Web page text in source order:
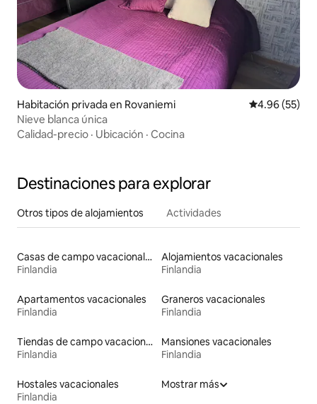
Habitación privada en Rovaniemi Calificación
4.96 (55)
Nieve blanca única
Calidad-precio · Ubicación · Cocina
Destinaciones para explorar
Otros tipos de alojamientos Actividades
Casas de campo vacacionales
Finlandia
Alojamientos vacacionales
Finlandia
Apartamentos vacacionales
Finlandia
Graneros vacacionales
Finlandia
Tiendas de campo vacacionales
Finlandia
Mansiones vacacionales
Finlandia
Hostales vacacionales
Finlandia
Mostrar más